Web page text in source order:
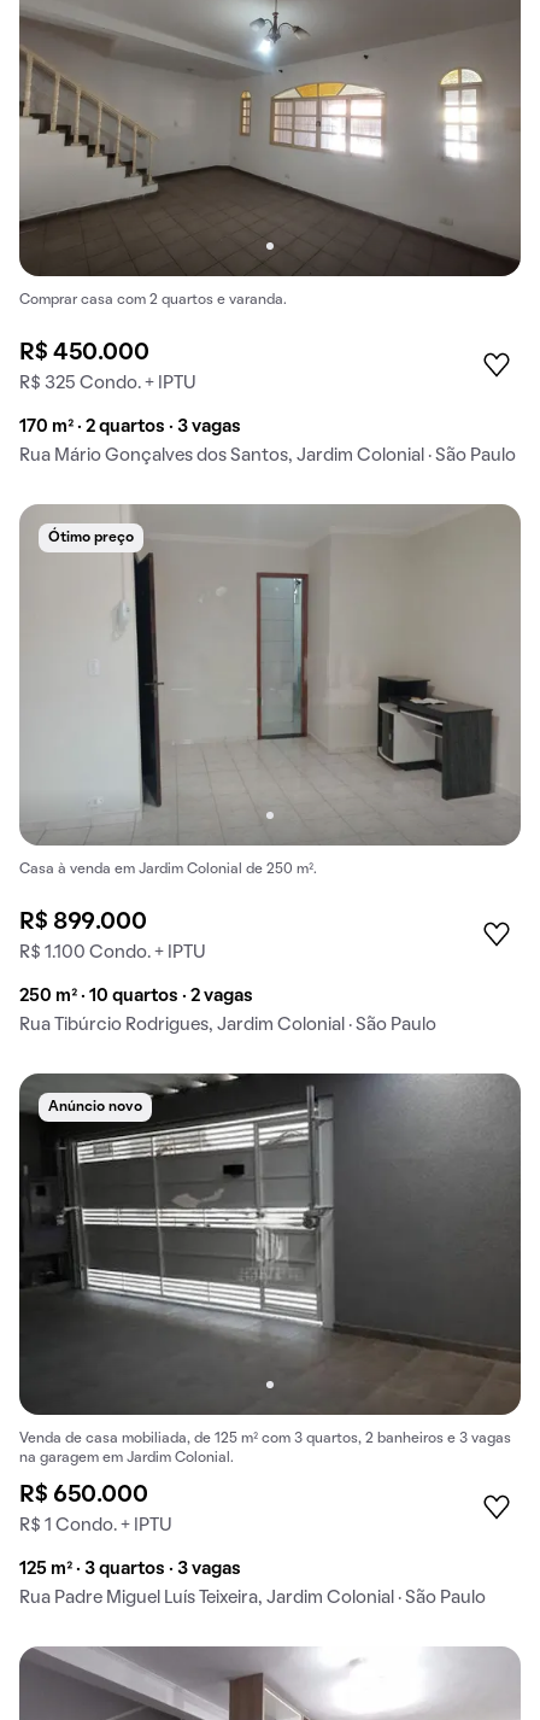
Comprar casa com 2 quartos e varanda.
R$ 450.000
R$ 325 Condo. + IPTU
170 m² · 2 quartos · 3 vagas
Rua Mário Gonçalves dos Santos, Jardim Colonial · São Paulo
Ótimo preço
Casa à venda em Jardim Colonial de 250 m².
R$ 899.000
R$ 1.100 Condo. + IPTU
250 m² · 10 quartos · 2 vagas
Rua Tibúrcio Rodrigues, Jardim Colonial · São Paulo
Anúncio novo
Venda de casa mobiliada, de 125 m² com 3 quartos, 2 banheiros e 3 vagas
na garagem em Jardim Colonial.
R$ 650.000
R$ 1 Condo. + IPTU
125 m² · 3 quartos · 3 vagas
Rua Padre Miguel Luís Teixeira, Jardim Colonial · São Paulo